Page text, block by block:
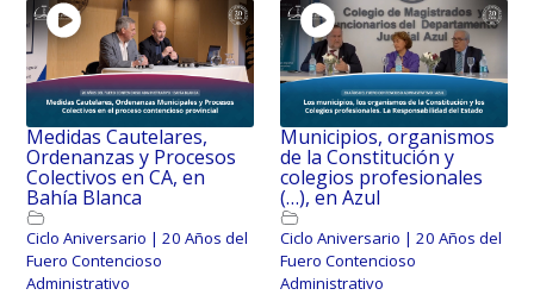
Medidas Cautelares,
Ordenanzas y Procesos
Colectivos en CA, en
Bahía Blanca
Ciclo Aniversario | 20 Años del
Fuero Contencioso
Administrativo
Municipios, organismos
de la Constitución y
colegios profesionales
(…), en Azul
Ciclo Aniversario | 20 Años del
Fuero Contencioso
Administrativo